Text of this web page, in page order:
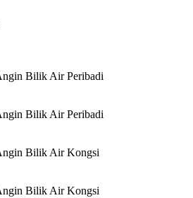
Bilik Air Peribadi
Bilik Air Peribadi
Bilik Air Kongsi
Bilik Air Kongsi